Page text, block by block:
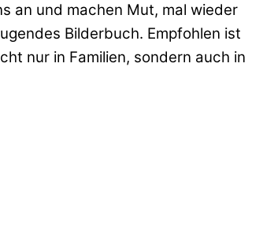
an und machen Mut, mal wieder
Bilderbuch. Empfohlen ist
nur in Familien, sondern auch in